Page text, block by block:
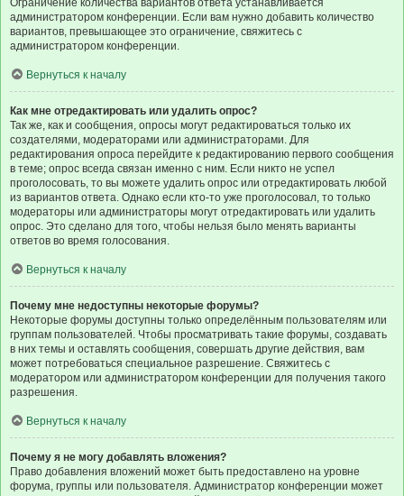
Ограничение количества вариантов ответа устанавливается
администратором конференции. Если вам нужно добавить количество
вариантов, превышающее это ограничение, свяжитесь с
администратором конференции.
Вернуться к началу
Как мне отредактировать или удалить опрос?
Так же, как и сообщения, опросы могут редактироваться только их
создателями, модераторами или администраторами. Для
редактирования опроса перейдите к редактированию первого сообщения
в теме; опрос всегда связан именно с ним. Если никто не успел
проголосовать, то вы можете удалить опрос или отредактировать любой
из вариантов ответа. Однако если кто-то уже проголосовал, то только
модераторы или администраторы могут отредактировать или удалить
опрос. Это сделано для того, чтобы нельзя было менять варианты
ответов во время голосования.
Вернуться к началу
Почему мне недоступны некоторые форумы?
Некоторые форумы доступны только определённым пользователям или
группам пользователей. Чтобы просматривать такие форумы, создавать
в них темы и оставлять сообщения, совершать другие действия, вам
может потребоваться специальное разрешение. Свяжитесь с
модератором или администратором конференции для получения такого
разрешения.
Вернуться к началу
Почему я не могу добавлять вложения?
Право добавления вложений может быть предоставлено на уровне
форума, группы или пользователя. Администратор конференции может